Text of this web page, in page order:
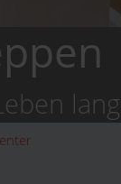
lang